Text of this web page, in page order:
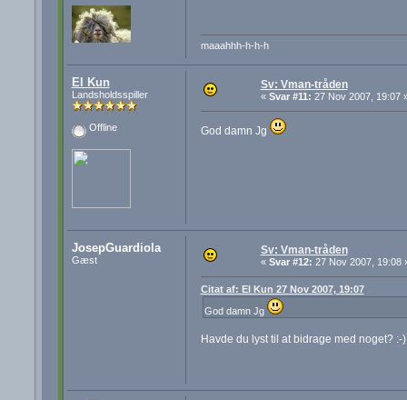
maaahhh-h-h-h
El Kun
Landsholdsspiller
Offline
Sv: Vman-tråden
« Svar #11: 27 Nov 2007, 19:07
God damn Jg
JosepGuardiola
Gæst
Sv: Vman-tråden
« Svar #12: 27 Nov 2007, 19:08
Citat af: El Kun 27 Nov 2007, 19:07
God damn Jg
Havde du lyst til at bidrage med noget? :-)